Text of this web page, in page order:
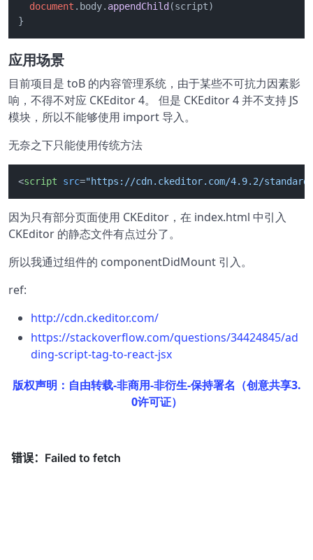
document . body. appendChild (script)
}
应用场景
目前项目是 toB 的内容管理系统，由于某些不可抗力因素影
响，不得不对应 CKEditor 4。 但是 CKEditor 4 并不支持 JS
模块，所以不能够使用 import 导入。
无奈之下只能使用传统方法
<script src="https://cdn.ckeditor.com/4.9.2/
因为只有部分页面使用 CKEditor，在 index.html 中引入
CKEditor 的静态文件有点过分了。
所以我通过组件的 componentDidMount 引入。
ref:
http://cdn.ckeditor.com/
https://stackoverflow.com/questions/34424845/ad
ding-script-tag-to-react-jsx
版权声明：自由转载-非商用-非衍生-保持署名（创意共享3.
0许可证）